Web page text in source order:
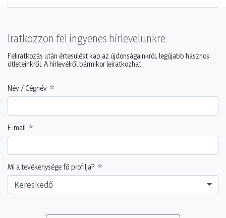
Iratkozzon fel ingyenes hírlevelünkre
Feliratkozás után értesülést kap az újdonságainkról, legújabb hasznos
ötleteinkről. A hírlevélről bármikor leiratkozhat.
Név / Cégnév
E-mail
Mi a tevékenysége fő profilja?
Kereskedő